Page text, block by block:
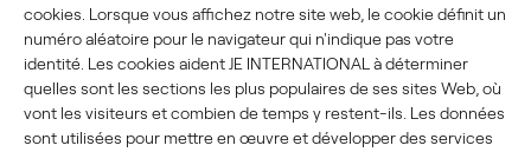
cookies. Lorsque vous affichez notre site web, le cookie définit un
numéro aléatoire pour le navigateur qui n'indique pas votre
identité. Les cookies aident JE INTERNATIONAL à déterminer
quelles sont les sections les plus populaires de ses sites Web, où
vont les visiteurs et combien de temps y restent-ils. Les données
sont utilisées pour mettre en œuvre et développer des services